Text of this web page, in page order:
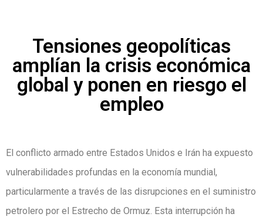
Tensiones geopolíticas
amplían la crisis económica
global y ponen en riesgo el
empleo
El conflicto armado entre Estados Unidos e Irán ha expuesto
vulnerabilidades profundas en la economía mundial,
particularmente a través de las disrupciones en el suministro
petrolero por el Estrecho de Ormuz. Esta interrupción ha